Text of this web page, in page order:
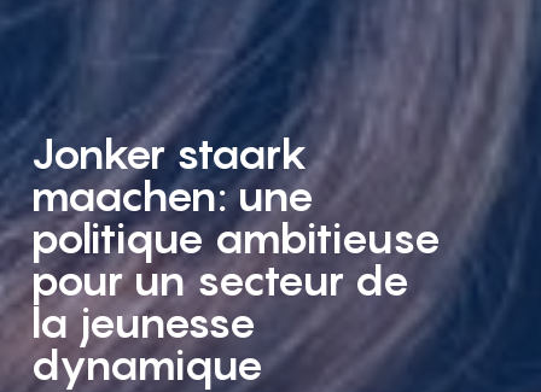
Jonker staark
maachen: une
politique ambitieuse
pour un secteur de
la jeunesse
dynamique